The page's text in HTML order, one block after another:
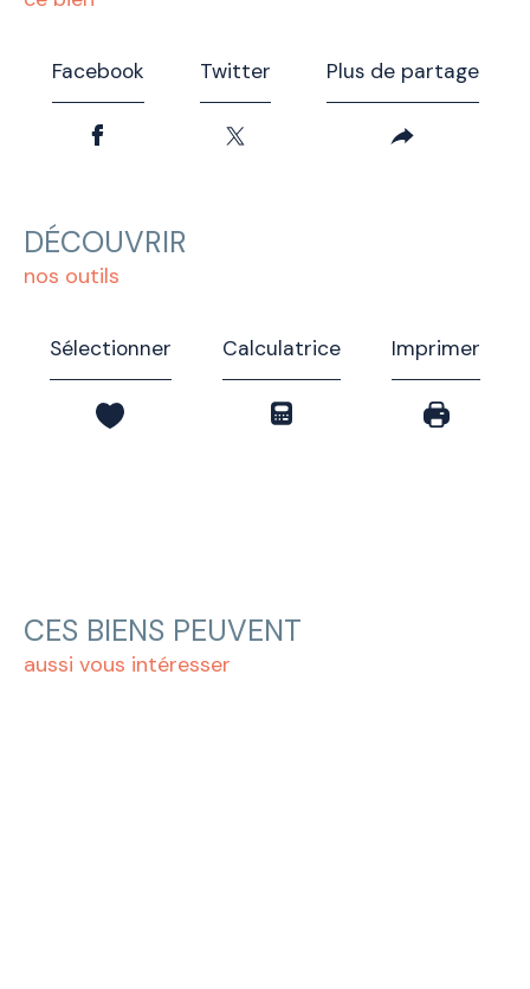
Facebook Twitter Plus de partage
DÉCOUVRIR
nos outils
Sélectionner Calculatrice Imprimer
CES BIENS PEUVENT
aussi vous intéresser